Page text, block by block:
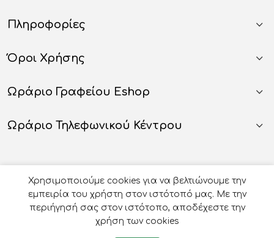
Πληροφορίες
Όροι Χρήσης
Ωράριο Γραφείου Eshop
Ωράριο Τηλεφωνικού Κέντρου
Χρησιμοποιούμε cookies για να βελτιώνουμε την
εμπειρία του χρήστη στον ιστότοπό μας. Με την
περιήγησή σας στον ιστότοπο, αποδέχεστε την
χρήση των cookies